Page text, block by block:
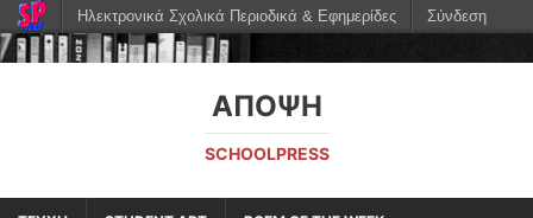
ΆΠΟΨΗ
SCHOOLPRESS
Ηλεκτρονικά Σχολικά Περιοδικά & Εφημερίδες Σύνδεση